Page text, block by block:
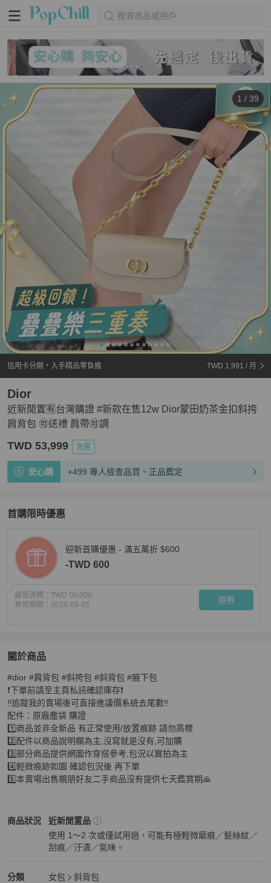
搜尋商品或用戶
1 / 39
信用卡分期・入手精品零負擔 TWD 1,991 / 月
近新閒置🈶台灣購證 #新款在售12w Dior蒙田奶茶金扣斜挎
肩背包 🉑送禮 肩帶🉑調
Dior
TWD 53,999 免運
安心購 +499 專人檢查品質、正品鑑定
首購限時優惠
迎新首購優惠 - 滿五萬折 $600
-TWD 600
最低消費： TWD 50,000
有效期限： 2026-09-05 領券
關於商品
關於近新閒置🈶台灣購證 #新款在售12w Dior蒙田奶茶金扣斜
#dior #肩背包 #斜挎包 #斜背包 #腋下包
❗️下單前請至主頁私訊確認庫存❗️
‼️追蹤我的賣場後可直接進議價系統去尾數‼️
配件：原廠塵袋 購證
1️⃣商品並非全新品 有正常使用/放置痕跡 請勿高標
2️⃣配件以商品說明欄為主,沒寫就是沒有,可加購
3️⃣部分商品提供網圖作穿搭參考,包況以實拍為主
4️⃣輕微痕跡如圖 確認包況後 再下單
5️⃣本賣場出售親朋好友二手商品沒有提供七天鑑賞期🙏
商品狀況
Dior女包商品狀態與細節
近新閒置品
使用 1～2 次或僅試用過，可能有極輕微磨痕／髮絲紋／
刮痕／汙漬／氣味。
分類
Dior女包 分類資訊
女包
斜背包